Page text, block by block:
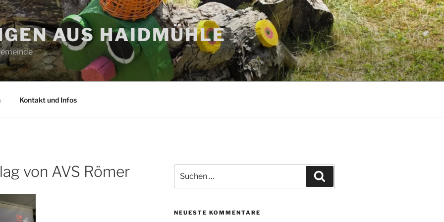
AUS HAIDMÜHLE
Kontakt und Infos
von AVS Römer
nach:
NEUESTE KOMMENTARE